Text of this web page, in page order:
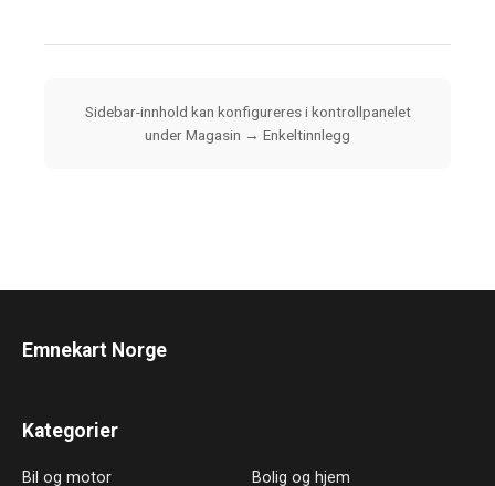
Sidebar-innhold kan konfigureres i kontrollpanelet
under Magasin → Enkeltinnlegg
Emnekart Norge
Kategorier
Bil og motor Bolig og hjem